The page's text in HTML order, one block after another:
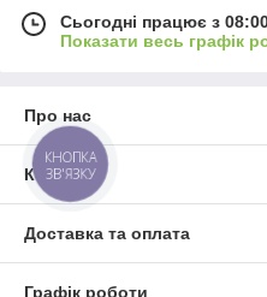
Сьогодні працює з
Показати весь графік
Про нас
Контакти
Доставка та оплата
Графік роботи
КНОПКА
ЗВ'ЯЗКУ